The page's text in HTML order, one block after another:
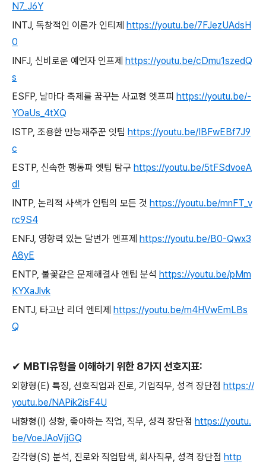
N7_J6Y
INTJ, 독창적인 이론가 인티제 https://youtu.be/7FJezUAdsH
0
INFJ, 신비로운 예언자 인프제 https://youtu.be/cDmu1szedQ
s
ESFP, 날마다 축제를 꿈꾸는 사교형 엣프피 https://youtu.be/-
YOaUs_4tXQ
ISTP, 조용한 만능재주꾼 잇팁 https://youtu.be/IBFwEBf7J9
c
ESTP, 신속한 행동파 엣팁 탐구 https://youtu.be/5tFSdvoeA
dI
INTP, 논리적 사색가 인팁의 모든 것 https://youtu.be/mnFT_v
rc9S4
ENFJ, 영향력 있는 달변가 엔프제 https://youtu.be/B0-Qwx3
A8yE
ENTP, 불꽃같은 문제해결사 엔팁 분석 https://youtu.be/pMm
KYXaJlvk
ENTJ, 타고난 리더 엔티제 https://youtu.be/m4HVwEmLBs
Q
✔ MBTI유형을 이해하기 위한 8가지 선호지표:
외향형(E) 특징 선호직업과 진로 기업직무 성격 장단점 https://
youtu.be/NAPik2isF4U
내향형(I) 성향 좋아하는 직업 직무 성격 장단점 https://youtu.
be/VoeJAoVjjGQ
감각형(S) 분석 진로와 직업탐색 회사직무 성격 장단점 http